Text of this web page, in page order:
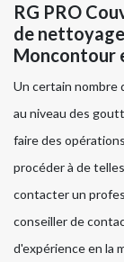
RG PRO
de
Moncontour
Un certain nombre
au niveau des
faire des
procéder à de
contacter un
conseiller de
d'expérience en la